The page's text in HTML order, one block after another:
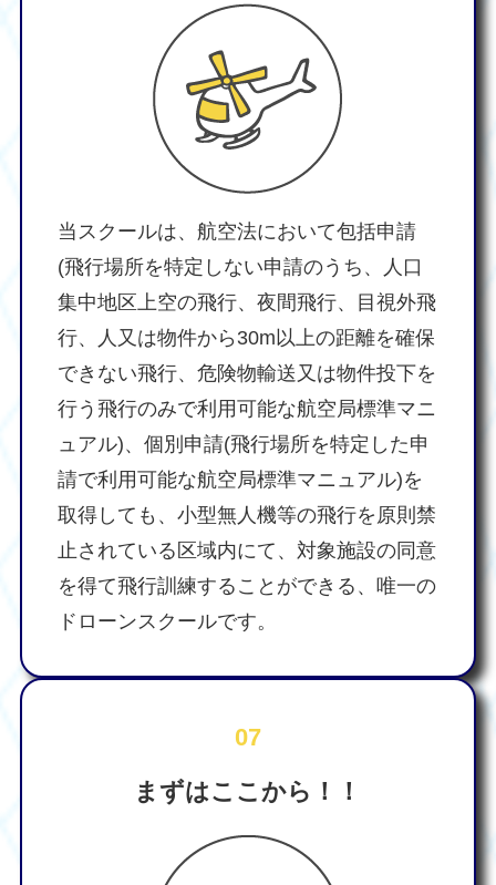
当スクールは、航空法において包括申請
(飛行場所を特定しない申請のうち、人口
集中地区上空の飛行、夜間飛行、目視外飛
行、人又は物件から30m以上の距離を確保
できない飛行、危険物輸送又は物件投下を
行う飛行のみで利用可能な航空局標準マニ
ュアル)、個別申請(飛行場所を特定した申
請で利用可能な航空局標準マニュアル)を
取得しても、小型無人機等の飛行を原則禁
止されている区域内にて、対象施設の同意
を得て飛行訓練することができる、唯一の
ドローンスクールです。
07
まずはここから！！